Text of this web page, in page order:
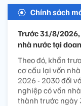
Chính sách
Trước 31/8/2026,
nhà nước tại
Theo đó, khẩn
cơ cấu lại vốn
2026 - 2030 đối
nghiệp có vốn
thành trước ngày